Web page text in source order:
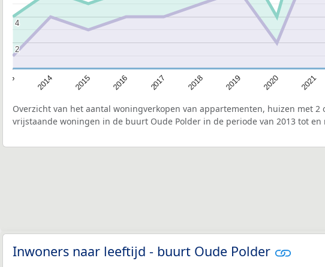
2014 2015 2016 2017 2018 2019 2020 2021
2
2
4
4
Overzicht van het aantal woningverkopen van appartementen, huizen met 2
vrijstaande woningen in de buurt Oude Polder in de periode van 2013 tot en
Inwoners naar leeftijd - buurt Oude Polder